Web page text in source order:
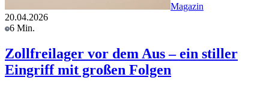
Magazin
20.04.2026
6 Min.
Zollfreilager vor dem Aus – ein stiller
Eingriff mit großen Folgen